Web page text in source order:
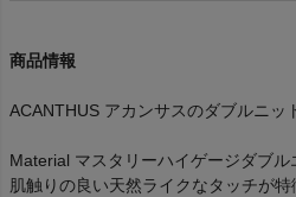
商品情報
ACANTHUS アカンサスのダブルニッ
Material マスタリーハイゲージダブル
肌触りの良い天然ライクなタッチが